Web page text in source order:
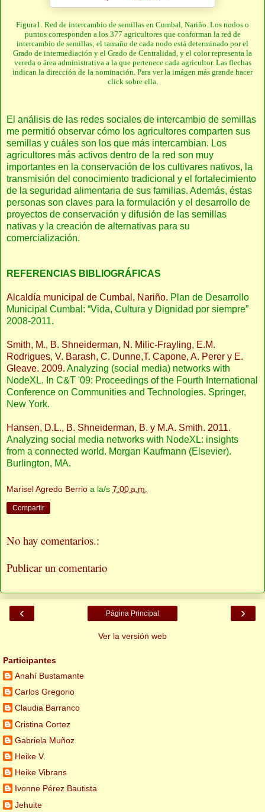
Figura1. Red de intercambio de semillas en Cumbal, Nariño. Los nodos o
puntos corresponden a los 377 agricultores que conforman la red de
intercambio de semillas; el tamaño de cada nodo está determinado por el
Grado de intermediación y el Grado de Centralidad, y el color representa la
vereda o área administrativa a la que pertenece cada agricultor. Las flechas
indican la dirección de la nominación. Para ver la imágen más grande hacer
click sobre ella.
El análisis de las redes sociales de intercambio de semillas
me permitió observar cómo los agricultores comparten sus
semillas y cuáles son los que más intercambian. Los
agricultores más activos dentro de la red son muy
importantes en la conservación de los cultivares nativos, la
transmisión del conocimiento tradicional y el fortalecimiento
de la seguridad alimentaria de sus familias. Además, éstas
personas son claves para la formulación y el desarrollo de
proyectos de conservación y difusión de las semillas
nativas y la creación de alternativas para su
comercialización.
REFERENCIAS BIBLIOGRÁFICAS
Alcaldía municipal de Cumbal, Nariño. Plan de Desarrollo
Municipal Cumbal: “Vida, Cultura y Dignidad por siempre”
2008-2011.
Smith, M., B. Shneiderman, N. Milic-Frayling, E.M.
Rodrigues, V. Barash, C. Dunne,T. Capone, A. Perer y E.
Gleave. 2009. Analyzing (social media) networks with
NodeXL. In C&T '09: Proceedings of the Fourth International
Conference on Communities and Technologies. Springer,
New York.
Hansen, D.L., B. Shneiderman, B. y M.A. Smith. 2011.
Analyzing social media networks with NodeXL: insights
from a connected world. Morgan Kaufmann (Elsevier).
Burlington, MA.
Marisel Agredo Berrio a la/s 7:00 a.m.
Compartir
No hay comentarios.:
Publicar un comentario
‹ ›
Página Principal
Ver la versión web
Participantes
Anahí Bustamante
Carlos Gregorio
Claudia Barranco
Cristina Cortez
Gabriela Muñoz
Heike V.
Heike Vibrans
Ivonne Pérez Bautista
Jehuite